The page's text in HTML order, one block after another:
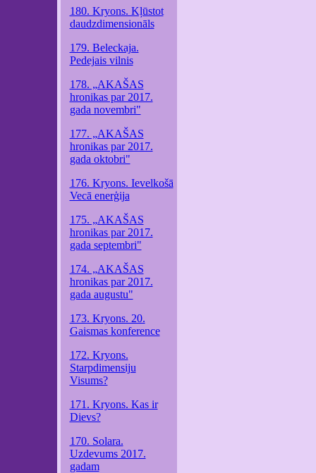
180. Kryons. Kļūstot
daudzdimensionāls
179. Beleckaja.
Pedejais vilnis
178. „AKAŠAS
hronikas par 2017.
gada novembri"
177. „AKAŠAS
hronikas par 2017.
gada oktobri"
176. Kryons. Ievelkošā
Vecā enerģija
175. „AKAŠAS
hronikas par 2017.
gada septembri"
174. „AKAŠAS
hronikas par 2017.
gada augustu"
173. Kryons. 20.
Gaismas konference
172. Kryons.
Starpdimensiju
Visums?
171. Kryons. Kas ir
Dievs?
170. Solara.
Uzdevums 2017.
gadam